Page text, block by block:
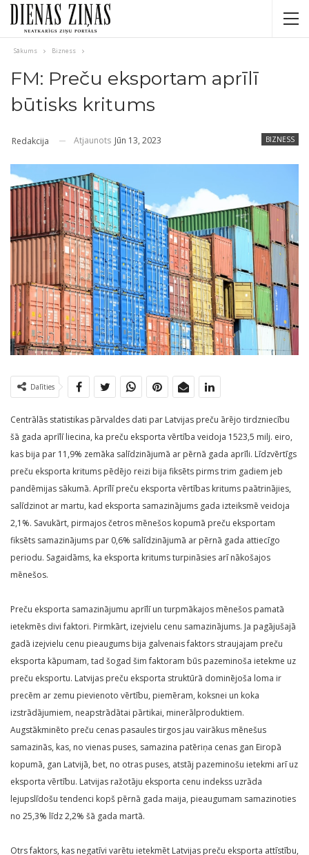
Sākums Bizness
FM: Preču eksportam aprīlī
būtisks kritums
BIZNESS
Redakcija Atjaunots Jūn 13, 2023
Dalīties
Centrālās statistikas pārvaldes dati par Latvijas preču ārējo tirdzniecību
šā gada aprīlī liecina, ka preču eksporta vērtība veidoja 1523,5 milj. eiro,
kas bija par 11,9% zemāka salīdzinājumā ar pērnā gada aprīli. Līdzvērtīgs
preču eksporta kritums pēdējo reizi bija fiksēts pirms trim gadiem jeb
pandēmijas sākumā. Aprīlī preču eksporta vērtības kritums paātrinājies,
salīdzinot ar martu, kad eksporta samazinājums gada izteiksmē veidoja
2,1%. Savukārt, pirmajos četros mēnešos kopumā preču eksportam
fiksēts samazinājums par 0,6% salīdzinājumā ar pērnā gada attiecīgo
periodu. Sagaidāms, ka eksporta kritums turpināsies arī nākošajos
mēnešos.
Preču eksporta samazinājumu aprīlī un turpmākajos mēnešos pamatā
ietekmēs divi faktori. Pirmkārt, izejvielu cenu samazinājums. Ja pagājušajā
gadā izejvielu cenu pieaugums bija galvenais faktors straujajam preču
eksporta kāpumam, tad šogad šim faktoram būs pazeminoša ietekme uz
preču eksportu. Latvijas preču eksporta struktūrā dominējoša loma ir
precēm ar zemu pievienoto vērtību, piemēram, koksnei un koka
izstrādājumiem, neapstrādātai pārtikai, minerālproduktiem.
Augstākminēto preču cenas pasaules tirgos jau vairākus mēnešus
samazinās, kas, no vienas puses, samazina patēriņa cenas gan Eiropā
kopumā, gan Latvijā, bet, no otras puses, atstāj pazeminošu ietekmi arī uz
eksporta vērtību. Latvijas ražotāju eksporta cenu indekss uzrāda
lejupslīdošu tendenci kopš pērnā gada maija, pieaugumam samazinoties
no 25,3% līdz 2,2% šā gada martā.
Otrs faktors, kas negatīvi varētu ietekmēt Latvijas preču eksporta attīstību,